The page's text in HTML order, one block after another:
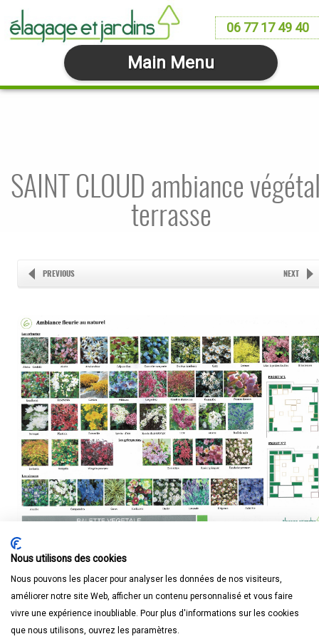
06 77 17 49 40
Main Menu
SAINT CLOUD ambiance
terrasse
PREVIOUS NEXT
Nous utilisons des cookies
Nous pouvons les placer pour analyser les données de nos visiteurs,
améliorer notre site Web, afficher un contenu personnalisé et vous faire
vivre une expérience inoubliable. Pour plus d'informations sur les cookies
que nous utilisons, ouvrez les paramètres.